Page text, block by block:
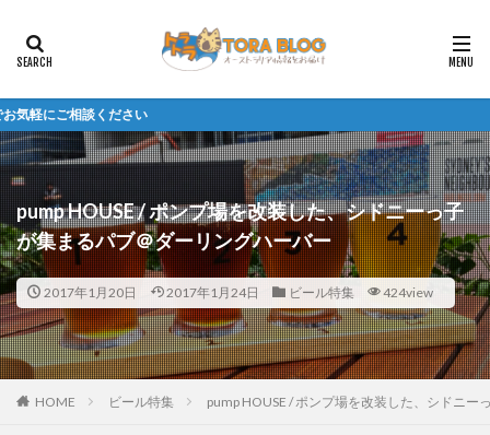
pump HOUSE / ポンプ場を改装した、シドニーっ子
が集まるパブ＠ダーリングハーバー
2017年1月20日 2017年1月24日 ビール特集 424view
HOME ビール特集 pump HOUSE / ポンプ場を改装した、シドニ